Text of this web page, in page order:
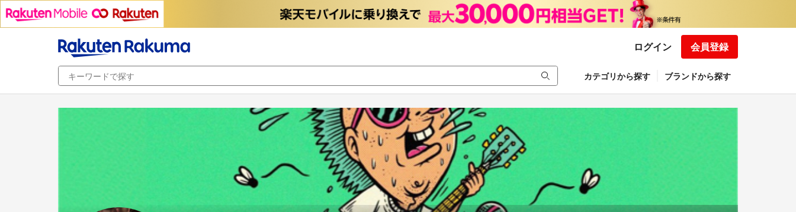
ログイン 会員登録
カテゴリから探す ブランドから探す